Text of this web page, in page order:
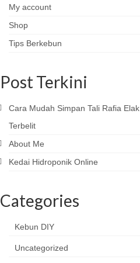
My account
Shop
Tips Berkebun
Post Terkini
Cara Mudah Simpan Tali Rafia Elak
Terbelit
About Me
Kedai Hidroponik Online
Categories
Kebun DIY
Uncategorized